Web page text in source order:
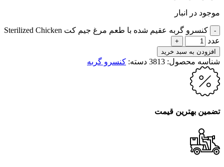
موجود در انبار
کنسرو گربه عقیم شده با طعم مرغ جیم کت Sterilized Chicken
عدد
افزودن به سبد خرید
شناسه محصول: 3813 دسته: کنسرو گربه
تضمین بهترین قیمت